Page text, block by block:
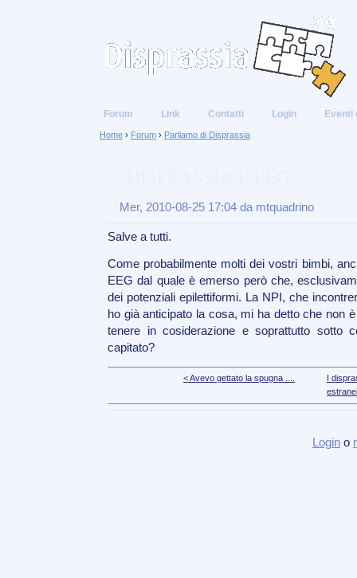
Forum Link Contatti Login Eventi
Home › Forum › Parliamo di Disprassia
Mer, 2010-08-25 17:04 da mtquadrino
Salve a tutti.
Come probabilmente molti dei vostri bimbi,
EEG dal quale è emerso però che,
dei potenziali epilettiformi. La NPI, che
ho già anticipato la cosa, mi ha detto che non
tenere in cosiderazione e soprattutto sotto
capitato?
< Avevo gettato la spugna ....
I
Login o